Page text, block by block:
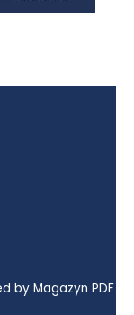
by Magazyn PDF